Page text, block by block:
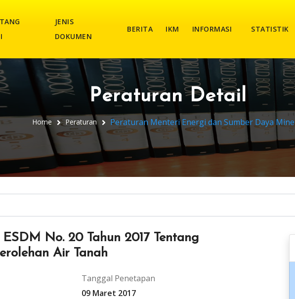
JENIS
DOKUMEN
BERITA IKM INFORMASI STATISTIK
Peraturan Detail
Home Peraturan Peraturan Menteri Energi dan Sumber Daya
No. 20 Tahun 2017 Tentang
Air Tanah
Tanggal Penetapan
09 Maret 2017